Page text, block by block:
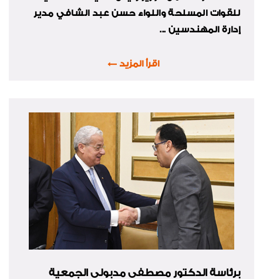
للقوات المسلحة واللواء حسن عبد الشافي مدير
إدارة المهندسين ...
اقرأ المزيد
برئاسة الدكتور مصطفى مدبولى الجمعية